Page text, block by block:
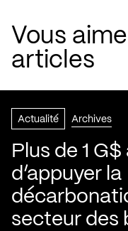
Vous
articles
Actualité Archives
Plus de 1 G$
d’appuyer la
secteur des